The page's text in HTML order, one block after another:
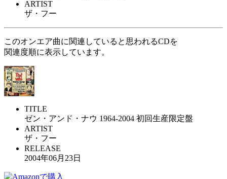
ARTIST
ザ・フー
このオンエア曲に関連していると思われるCDを
関連度順に表示しています。
TITLE
ゼン・アンド・ナウ 1964-2004 初回生産限定盤
ARTIST
ザ・フー
RELEASE
2004年06月23日